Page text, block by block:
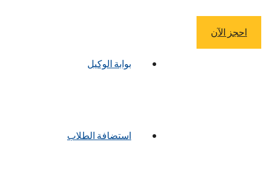
بوابة الوكيل
استضافة الطلاب
احجز الآن